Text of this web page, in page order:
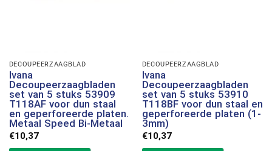
DECOUPEERZAAGBLAD
Ivana
Decoupeerzaagbladen
set van 5 stuks 53909
T118AF voor dun staal
en geperforeerde platen.
Metaal Speed Bi-Metaal
€10,37
DECOUPEERZAAGBLAD
Ivana
Decoupeerzaagbladen
set van 5 stuks 53910
T118BF voor dun staal en
geperforeerde platen (1-
3mm)
€10,37